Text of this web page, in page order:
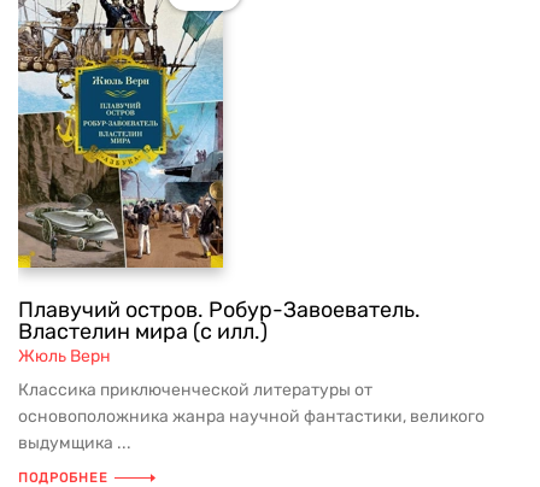
Плавучий остров. Робур-Завоеватель.
Властелин мира (с илл.)
Жюль Верн
Классика приключенческой литературы от
основоположника жанра научной фантастики, великого
выдумщика ...
ПОДРОБНЕЕ